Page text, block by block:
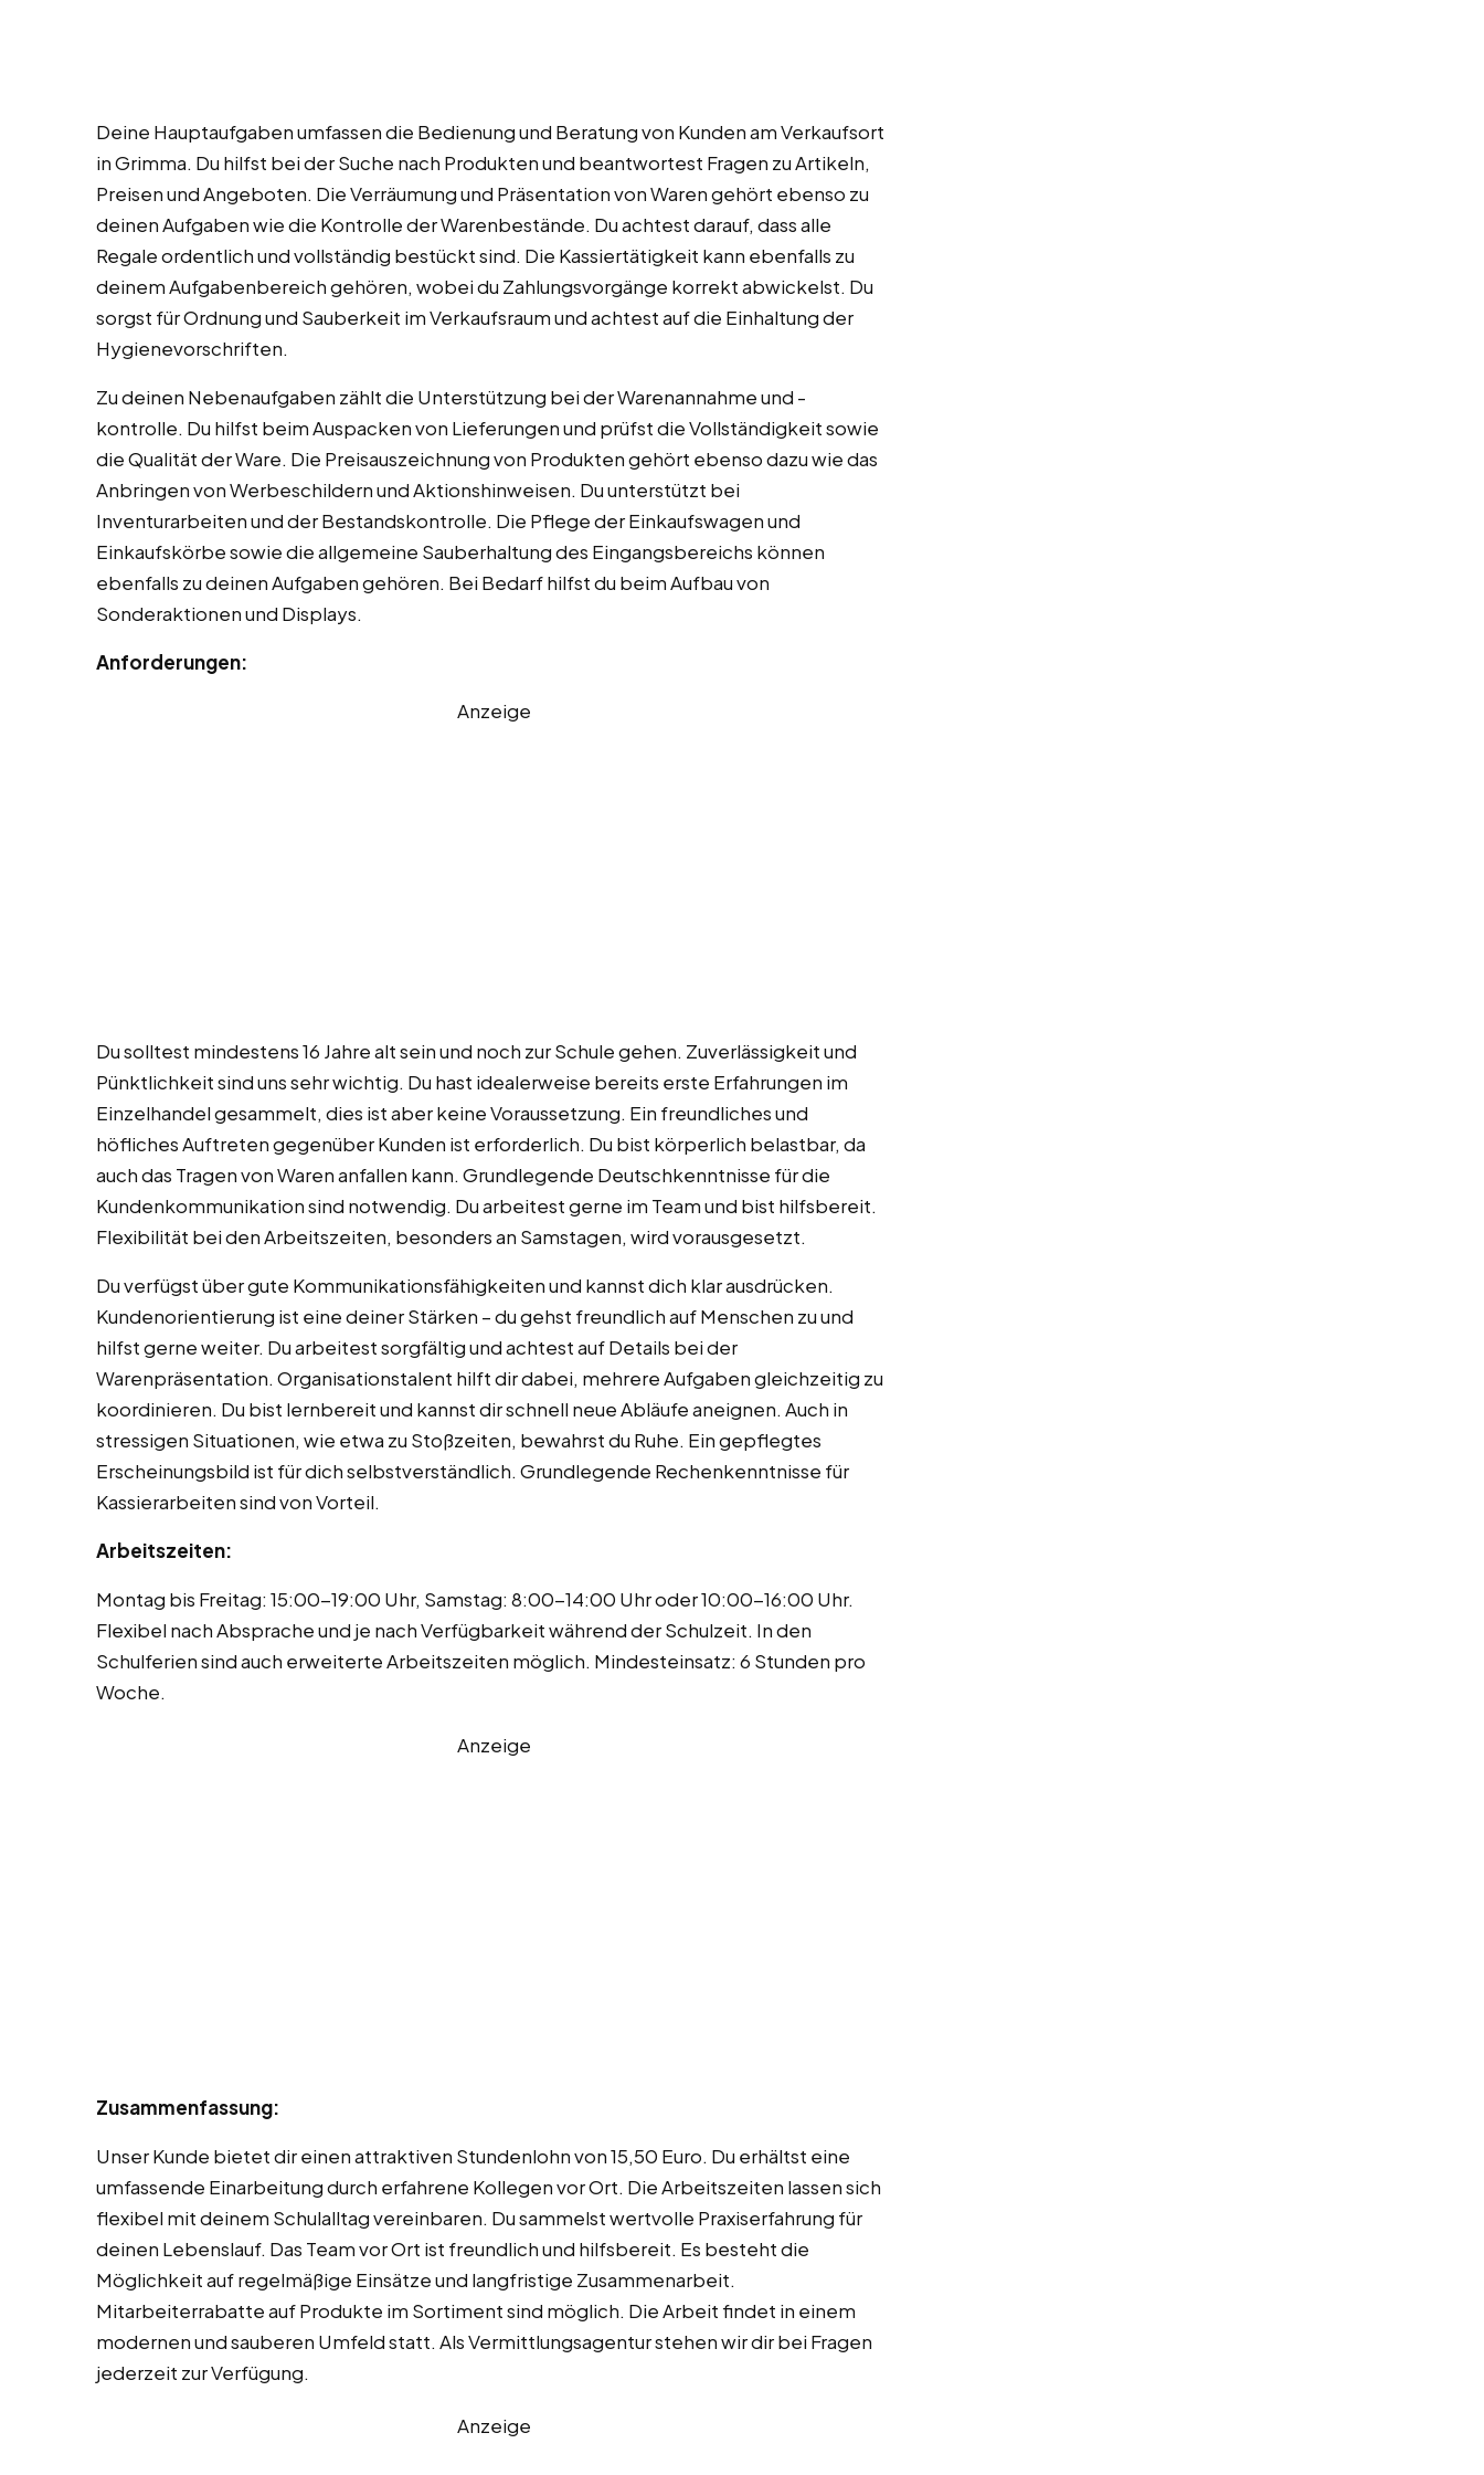
Deine Hauptaufgaben umfassen die Bedienung und Beratung von Kunden am Verkaufsort
in Grimma. Du hilfst bei der Suche nach Produkten und beantwortest Fragen zu Artikeln,
Preisen und Angeboten. Die Verräumung und Präsentation von Waren gehört ebenso zu
deinen Aufgaben wie die Kontrolle der Warenbestände. Du achtest darauf, dass alle
Regale ordentlich und vollständig bestückt sind. Die Kassiertätigkeit kann ebenfalls zu
deinem Aufgabenbereich gehören, wobei du Zahlungsvorgänge korrekt abwickelst. Du
sorgst für Ordnung und Sauberkeit im Verkaufsraum und achtest auf die Einhaltung der
Hygienevorschriften.
Zu deinen Nebenaufgaben zählt die Unterstützung bei der Warenannahme und -
kontrolle. Du hilfst beim Auspacken von Lieferungen und prüfst die Vollständigkeit sowie
die Qualität der Ware. Die Preisauszeichnung von Produkten gehört ebenso dazu wie das
Anbringen von Werbeschildern und Aktionshinweisen. Du unterstützt bei
Inventurarbeiten und der Bestandskontrolle. Die Pflege der Einkaufswagen und
Einkaufskörbe sowie die allgemeine Sauberhaltung des Eingangsbereichs können
ebenfalls zu deinen Aufgaben gehören. Bei Bedarf hilfst du beim Aufbau von
Sonderaktionen und Displays.
Anforderungen:
Anzeige
Du solltest mindestens 16 Jahre alt sein und noch zur Schule gehen. Zuverlässigkeit und
Pünktlichkeit sind uns sehr wichtig. Du hast idealerweise bereits erste Erfahrungen im
Einzelhandel gesammelt, dies ist aber keine Voraussetzung. Ein freundliches und
höfliches Auftreten gegenüber Kunden ist erforderlich. Du bist körperlich belastbar, da
auch das Tragen von Waren anfallen kann. Grundlegende Deutschkenntnisse für die
Kundenkommunikation sind notwendig. Du arbeitest gerne im Team und bist hilfsbereit.
Flexibilität bei den Arbeitszeiten, besonders an Samstagen, wird vorausgesetzt.
Du verfügst über gute Kommunikationsfähigkeiten und kannst dich klar ausdrücken.
Kundenorientierung ist eine deiner Stärken – du gehst freundlich auf Menschen zu und
hilfst gerne weiter. Du arbeitest sorgfältig und achtest auf Details bei der
Warenpräsentation. Organisationstalent hilft dir dabei, mehrere Aufgaben gleichzeitig zu
koordinieren. Du bist lernbereit und kannst dir schnell neue Abläufe aneignen. Auch in
stressigen Situationen, wie etwa zu Stoßzeiten, bewahrst du Ruhe. Ein gepflegtes
Erscheinungsbild ist für dich selbstverständlich. Grundlegende Rechenkenntnisse für
Kassierarbeiten sind von Vorteil.
Arbeitszeiten:
Montag bis Freitag: 15:00-19:00 Uhr, Samstag: 8:00-14:00 Uhr oder 10:00-16:00 Uhr.
Flexibel nach Absprache und je nach Verfügbarkeit während der Schulzeit. In den
Schulferien sind auch erweiterte Arbeitszeiten möglich. Mindesteinsatz: 6 Stunden pro
Woche.
Anzeige
Zusammenfassung:
Unser Kunde bietet dir einen attraktiven Stundenlohn von 15,50 Euro. Du erhältst eine
umfassende Einarbeitung durch erfahrene Kollegen vor Ort. Die Arbeitszeiten lassen sich
flexibel mit deinem Schulalltag vereinbaren. Du sammelst wertvolle Praxiserfahrung für
deinen Lebenslauf. Das Team vor Ort ist freundlich und hilfsbereit. Es besteht die
Möglichkeit auf regelmäßige Einsätze und langfristige Zusammenarbeit.
Mitarbeiterrabatte auf Produkte im Sortiment sind möglich. Die Arbeit findet in einem
modernen und sauberen Umfeld statt. Als Vermittlungsagentur stehen wir dir bei Fragen
jederzeit zur Verfügung.
Anzeige